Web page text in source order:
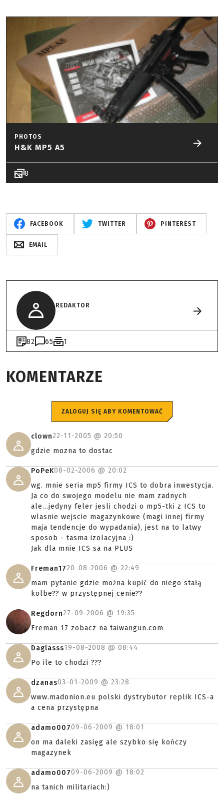
PHOTOS
H&K MP5 A5
8
FACEBOOK TWITTER PINTEREST
EMAIL
REDAKTOR
82 65 1
KOMENTARZE
ZALOGUJ SIĘ ABY KOMENTOWAĆ
clown22-11-2005 @ 20:50
gdzie mozna to dostac
PoPeK08-02-2006 @ 20:02
wg. mnie seria mp5 firmy ICS to dobra inwestycja.
Ja co do swojego modelu nie mam zadnych
ale...jedyny feler jesli chodzi o mp5-tki z ICS to
wlasnie wejscie magazynkowe (magi innej firmy
maja tendencje do wypadania), jest na to latwy
sposob - tasma izolacyjna :)
Jak dla mnie ICS sa na PLUS
Freman1720-08-2006 @ 22:49
mam pytanie gdzie można kupić do niego stałą
kolbe?? w przystępnej cenie??
Regdorn27-09-2006 @ 19:35
Freman 17 zobacz na taiwangun.com
Daglasss19-08-2008 @ 08:44
Po ile to chodzi ???
dzanas03-01-2009 @ 23:28
www.madonion.eu polski dystrybutor replik ICS-a
a cena przystępna
adamo00709-06-2009 @ 18:01
on ma daleki zasięg ale szybko się kończy
magazynek
adamo00709-06-2009 @ 18:02
na tanich militariach:)